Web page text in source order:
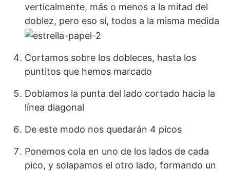
verticalmente, más o menos a la mitad del
doblez, pero eso sí, todos a la misma medida
Cortamos sobre los dobleces, hasta los
puntitos que hemos marcado
Doblamos la punta del lado cortado hacia la
línea diagonal
De este modo nos quedarán 4 picos
Ponemos cola en uno de los lados de cada
pico, y solapamos el otro lado, formando un